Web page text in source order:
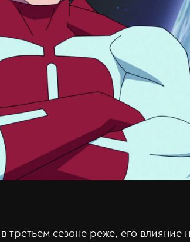
сезоне реже, его влияние